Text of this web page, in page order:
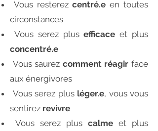
Vous resterezcentré.e en toutes
circonstances
Vous serez plusefficace et plus
concentré.e
Vous saurez comment réagir face
aux énergivores
Vous serez plusléger.e, vous vous
sentirez revivre
Vous serez plus calme et plus